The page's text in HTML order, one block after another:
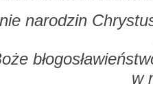
narodzin
w